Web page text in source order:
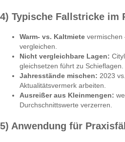
4) Typische Fallstricke im
Warm- vs. Kaltmiete vermischen
vergleichen.
Nicht vergleichbare Lagen:
gleichsetzen führt zu Schieflagen.
Jahresstände mischen: 2023
Aktualitätsvermerk arbeiten.
Ausreißer aus Kleinmengen:
Durchschnittswerte verzerren.
5) Anwendung für